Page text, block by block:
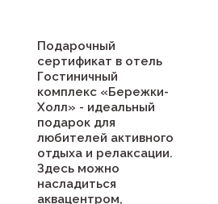
Подарочный
сертификат в отель
Гостиничный
комплекс «Бережки-
Холл» - идеальный
подарок для
любителей активного
отдыха и релаксации.
Здесь можно
насладиться
аквацентром,